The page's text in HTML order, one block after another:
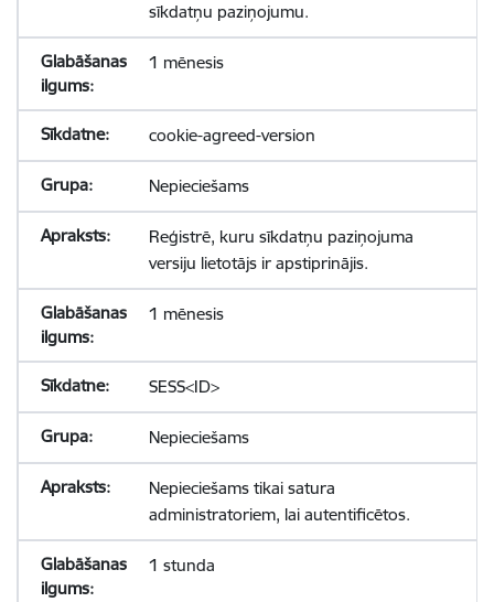
sīkdatņu paziņojumu.
1 mēnesis
cookie-agreed-version
Nepieciešams
Reģistrē, kuru sīkdatņu paziņojuma
versiju lietotājs ir apstiprinājis.
1 mēnesis
SESS<ID>
Nepieciešams
Nepieciešams tikai satura
administratoriem, lai autentificētos.
1 stunda